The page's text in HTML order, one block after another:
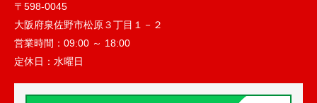
〒598-0045
大阪府泉佐野市松原３丁目１－２
営業時間： 09:00 ～ 18:00
定休日： 水曜日